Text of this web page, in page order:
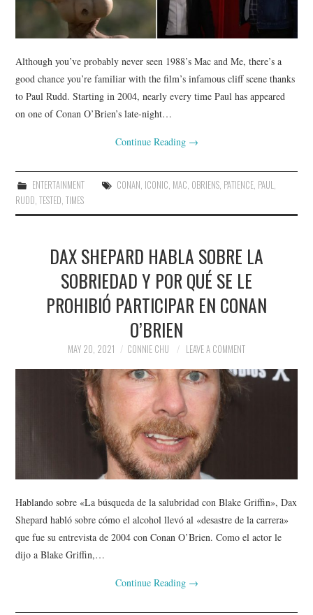
Although you’ve probably never seen 1988’s Mac and Me, there’s a
good chance you’re familiar with the film’s infamous cliff scene thanks
to Paul Rudd. Starting in 2004, nearly every time Paul has appeared
on one of Conan O’Brien’s late-night…
Continue Reading →
ENTERTAINMENT CONAN, ICONIC, MAC, OBRIENS, PATIENCE, PAUL,
RUDD,TESTED,TIMES
DAX SHEPARD HABLA SOBRE LA
SOBRIEDAD Y POR QUÉ SE LE
PROHIBIÓ PARTICIPAR EN CONAN
O’BRIEN
MAY 20, 2021 CONNIE CHU LEAVE A COMMENT
Hablando sobre «La búsqueda de la salubridad con Blake Griffin», Dax
Shepard habló sobre cómo el alcohol llevó al «desastre de la carrera»
que fue su entrevista de 2004 con Conan O’Brien. Como el actor le
dijo a Blake Griffin,…
Continue Reading →